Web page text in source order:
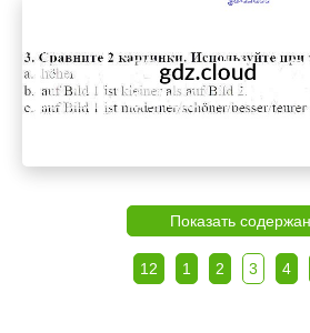
Показать
12 1 2 3 4